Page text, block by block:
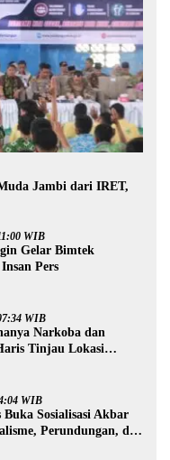
Jambi dari IRET,
WIB
Gelar Bimtek
Pers
WIB
Narkoba dan
Tinjau Lokasi
WIB
Sosialisasi Akbar
Perundungan, dan